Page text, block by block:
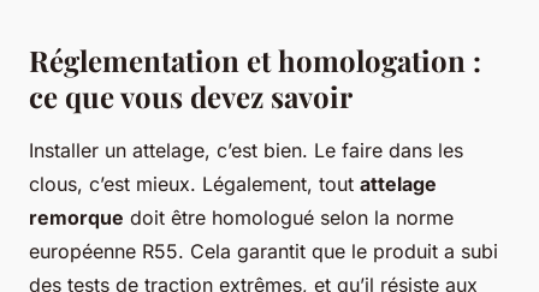
Réglementation et homologation :
ce que vous devez savoir
Installer un attelage, c’est bien. Le faire dans les
clous, c’est mieux. Légalement, tout attelage
remorque doit être homologué selon la norme
européenne R55. Cela garantit que le produit a subi
des tests de traction extrêmes, et qu’il résiste aux